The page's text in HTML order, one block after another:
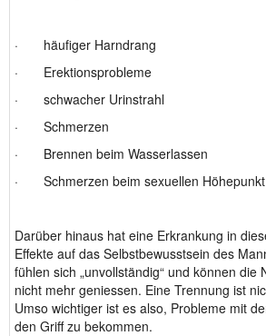
· häufiger Harndrang
· Erektionsprobleme
· schwacher Urinstrahl
· Schmerzen
· Brennen beim Wasserlassen
· Schmerzen beim sexuellen Höhepunkt
Darüber hinaus hat eine Erkrankung in
Effekte auf das Selbstbewusstsein des
fühlen sich „unvollständig“ und können die
nicht mehr geniessen. Eine Trennung ist
Umso wichtiger ist es also, Probleme mit
den Griff zu bekommen.